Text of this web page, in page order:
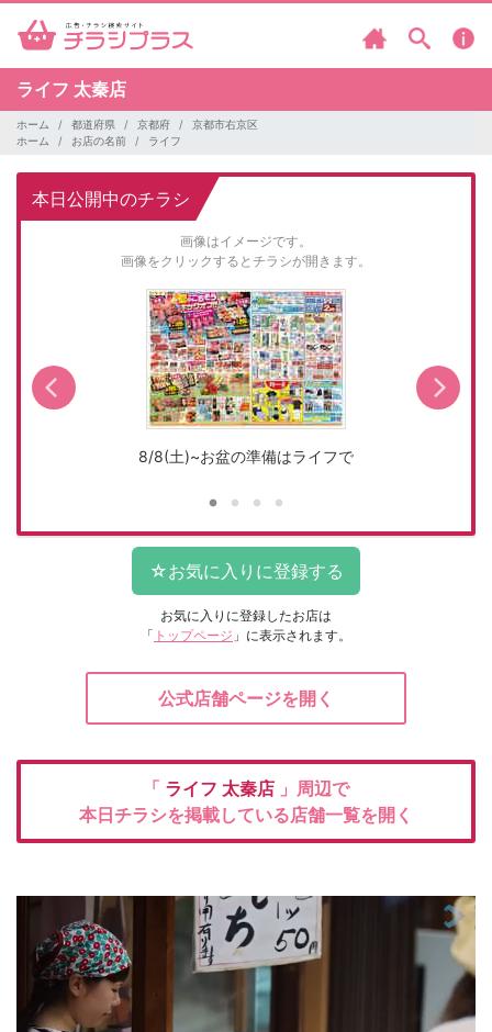
ライフ 太秦店
ホーム 都道府県 京都府
京都市右京区
ホーム
お店の名前 ライフ
本日公開中のチラシ
画像はイメージです。
画像をクリックするとチラシが開きます。
8/8(土)~お盆の準備はライフで
お気に入りに登録したお店は
「 トップページ 」に表示されます。
公式店舗ページを開く
「 ライフ 太秦店 」周辺で
本日チラシを掲載している店舗一覧を開く